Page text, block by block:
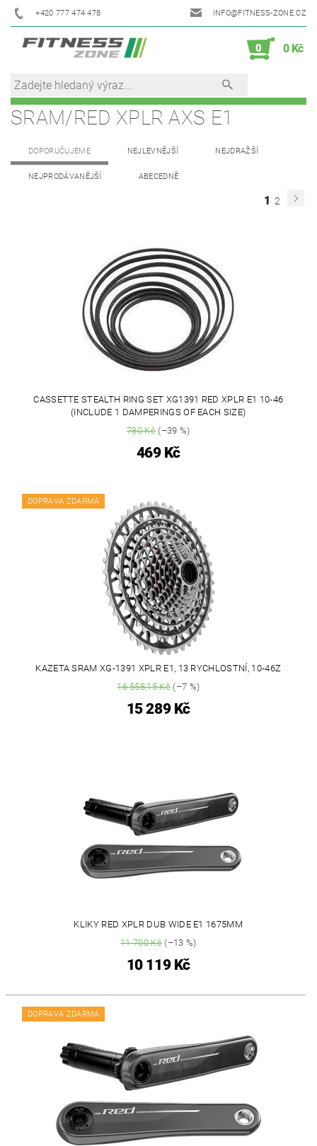
+420 777 474 478 INFO@FITNESS-ZONE.CZ
0 0 Kč
SRAM/RED XPLR AXS E1
DOPORUČUJEME NEJLEVNĚJŠÍ NEJDRAŽŠÍ
NEJPRODÁVANĚJŠÍ ABECEDNĚ
1 2
CASSETTE STEALTH RING SET XG1391 RED XPLR E1 10-46
(INCLUDE 1 DAMPERINGS OF EACH SIZE)
780 Kč(–39 %)
469 Kč
DOPRAVA ZDARMA
KAZETA SRAM XG-1391 XPLR E1, 13 RYCHLOSTNÍ, 10-46Z
16 558,15 Kč (–7 %)
15 289 Kč
KLIKY RED XPLR DUB WIDE E1 1675MM
11 700 Kč(–13 %)
10 119 Kč
DOPRAVA ZDARMA